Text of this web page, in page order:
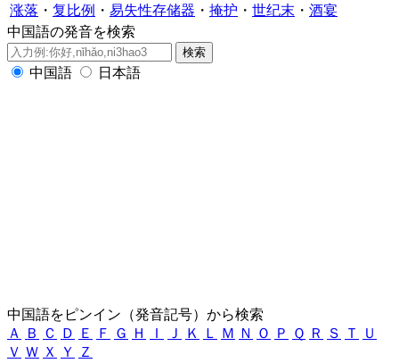
涨落 ・ 复比例 ・ 易失性存储器 ・ 掩护 ・ 世纪末 ・ 酒宴
中国語の発音を検索
中国語 日本語
中国語をピンイン（発音記号）から検索
Ａ
Ｂ Ｃ Ｄ Ｅ Ｆ Ｇ Ｈ Ｉ Ｊ Ｋ Ｌ Ｍ Ｎ Ｏ Ｐ Ｑ Ｒ Ｓ Ｔ
Ｕ
Ｖ Ｗ Ｘ Ｙ Ｚ